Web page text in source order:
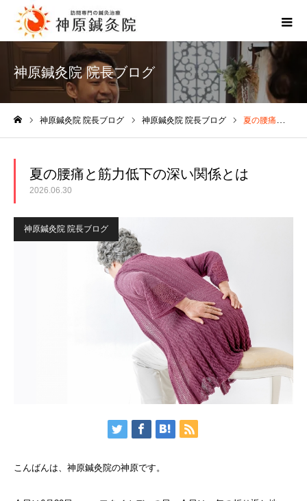
神原鍼灸院 院長ブログ
神原鍼灸院 院長ブログ 神原鍼灸院 院長ブログ 夏の腰痛と筋力低下の深い関係とは
夏の腰痛と筋力低下の深い関係とは
2026.06.30
神原鍼灸院 院長ブログ
こんばんは、神原鍼灸院の神原です。